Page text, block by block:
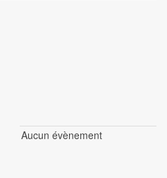
Aucun évènement